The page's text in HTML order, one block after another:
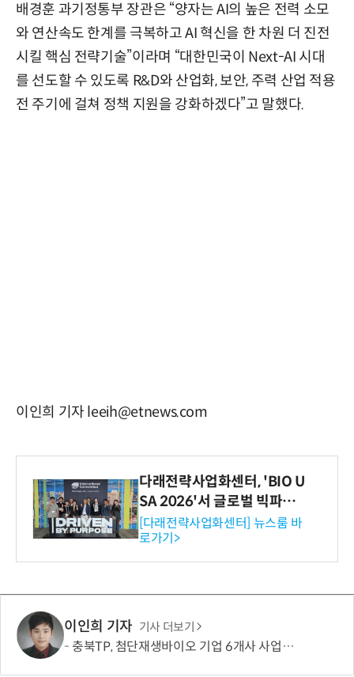
배경훈 과기정통부 장관은 “양자는 AI의 높은 전력 소모
와 연산속도 한계를 극복하고 AI 혁신을 한 차원 더 진전
시킬 핵심 전략기술”이라며 “대한민국이 Next-AI 시대
를 선도할 수 있도록 R&D와 산업화, 보안, 주력 산업 적용
전 주기에 걸쳐 정책 지원을 강화하겠다”고 말했다.
이인희 기자 leeih@etnews.com
다래전략사업화센터, 'BIO U
SA 2026'서 글로벌 빅파마
와의 비즈니스 미팅 지원…K
-바이오 해외 진출 교두보 확
보
[다래전략사업화센터] 뉴스룸 바
로가기>
이인희 기자 기사 더보기
충북TP, 첨단재생바이오 기업 6개사 사업화 본격 지원